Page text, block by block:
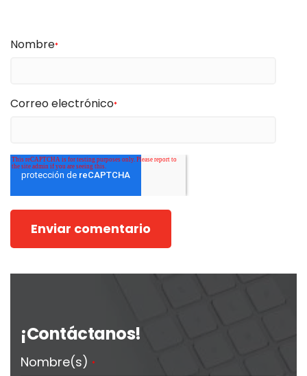
Nombre*
Correo electrónico*
¡Contáctanos!
Nombre(s) *